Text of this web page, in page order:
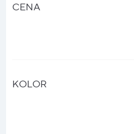
CENA
KOLOR